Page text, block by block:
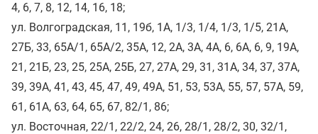
4, 6, 7, 8, 12, 14, 16, 18;
ул. Волгоградская, 11, 19б, 1A, 1/3, 1/4, 1/3, 1/5, 21A,
27Б, 33, 65A/1, 65А/2, 35А, 12, 2А, 3А, 4А, 6, 6А, 6, 9, 19А,
21, 21Б, 23, 25, 25А, 25Б, 27, 27А, 29, 31, 31А, 34, 37, 37А,
39, 39А, 41, 43, 45, 47, 49, 49А, 51, 53, 53А, 55, 57, 57А, 59,
61, 61А, 63, 64, 65, 67, 82/1, 86;
ул. Восточная, 22/1, 22/2, 24, 26, 28/1, 28/2, 30, 32/1,